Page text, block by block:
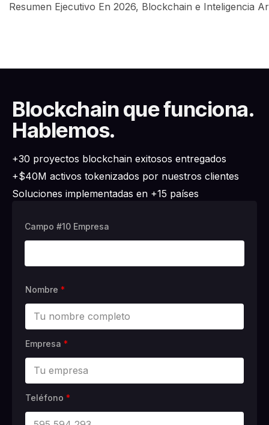
Resumen Ejecutivo En 2026, Blockchain e Inteligencia
Blockchain que funciona.
Hablemos.
+30 proyectos blockchain exitosos entregados
+$40M activos tokenizados por nuestros clientes
Soluciones implementadas en +15 países
Campo #10 Empresa
Nombre *
Empresa *
Teléfono *